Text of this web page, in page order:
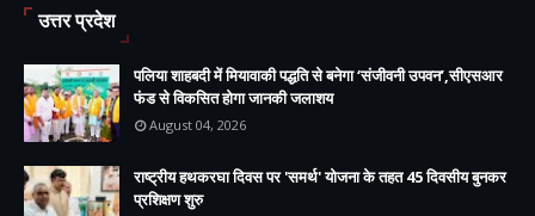
उत्तर प्रदेश
पलिया शाहबदी में मियावाकी पद्धति से बनेगा ‘संजीवनी उपवन’,सीएसआर
फंड से विकसित होगा जानकी जलाशय
August 04, 2026
राष्ट्रीय हथकरघा दिवस पर 'समर्थ' योजना के तहत 45 दिवसीय बुनकर
प्रशिक्षण शुरु